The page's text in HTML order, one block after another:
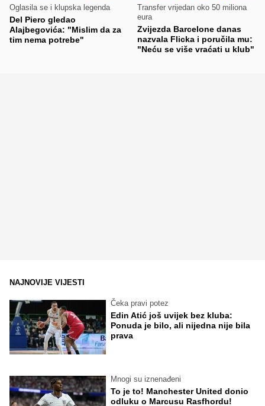
Oglasila se i klupska legenda
Del Piero gledao
Alajbegovića: "Mislim da za
tim nema potrebe"
Transfer vrijedan oko 50 miliona
eura
Zvijezda Barcelone danas
nazvala Flicka i poručila mu:
"Neću se više vraćati u klub"
NAJNOVIJE VIJESTI
Čeka pravi potez
Edin Atić još uvijek bez kluba:
Ponuda je bilo, ali nijedna nije bila
prava
Mnogi su iznenađeni
To je to! Manchester United donio
odluku o Marcusu Rasfhordu!